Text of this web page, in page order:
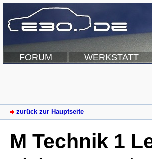
FORUM WERKSTATT
zurück zur Hauptseite
M Technik 1